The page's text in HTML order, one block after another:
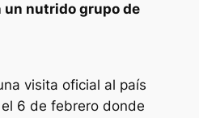
un nutrido grupo de
visita oficial al país
6 de febrero donde